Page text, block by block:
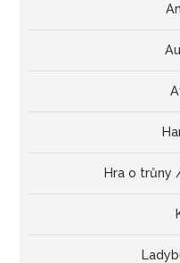
Hra o trůny